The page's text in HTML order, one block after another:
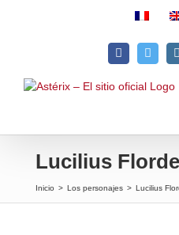
FacebookTwitter
Lucilius
Inicio > Los personajes > Lucilius